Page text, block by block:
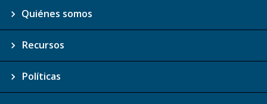
Quiénes somos
Recursos
Políticas